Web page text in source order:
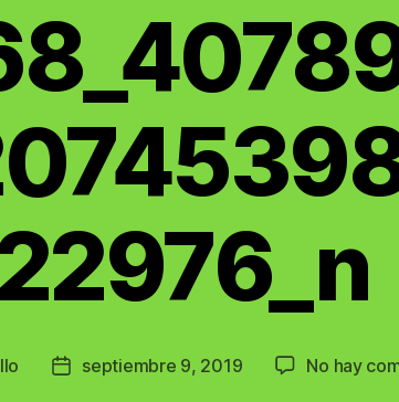
Postseptiembre 9, 2019 No hay